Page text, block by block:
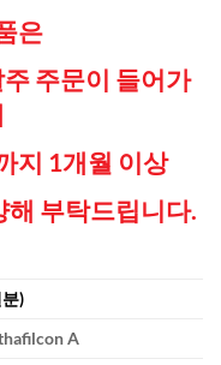
은
주문이 들어가
지 1개월 이상
해 부탁드립니다.
)
A